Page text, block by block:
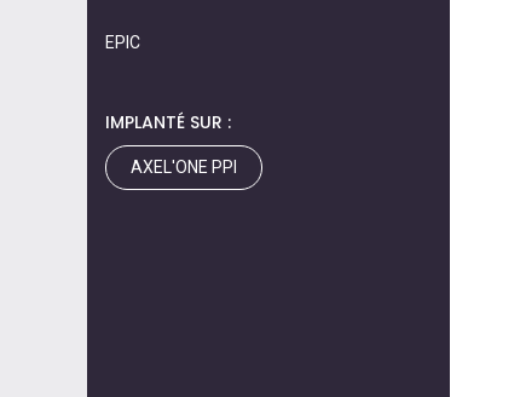
EPIC
IMPLANTÉ SUR :
AXEL'ONE PPI